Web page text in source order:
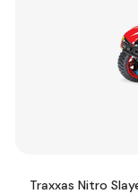
Traxxas Nitro